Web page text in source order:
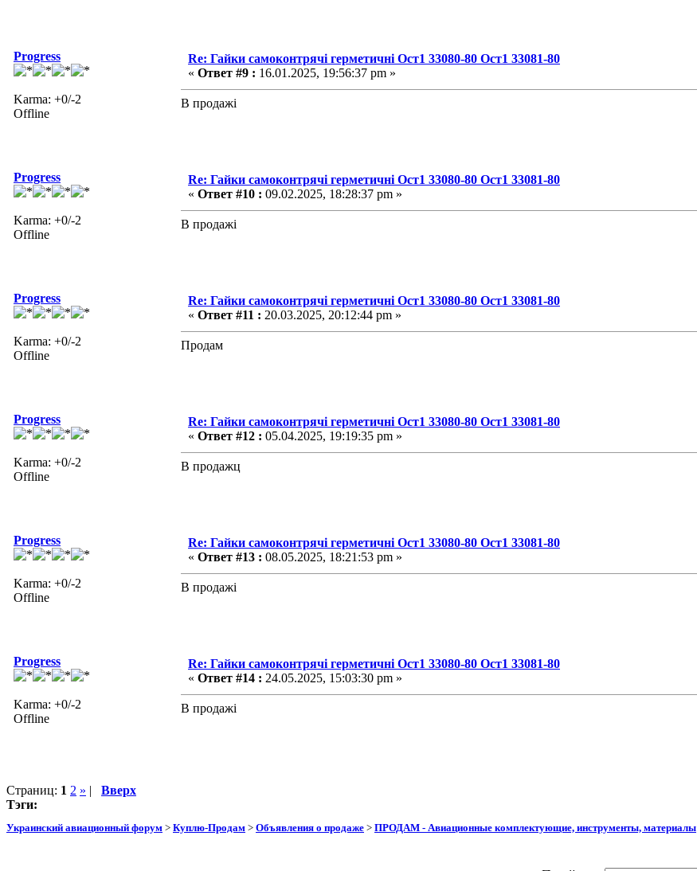
Progress
Karma: +0/-2
Offline
Re: Гайки самоконтрячі герметичні Ост1 33080-80 Ост1 33081-80
« Ответ #9 : 16.01.2025, 19:56:37 pm »
В продажі
Progress
Karma: +0/-2
Offline
Re: Гайки самоконтрячі герметичні Ост1 33080-80 Ост1 33081-80
« Ответ #10 : 09.02.2025, 18:28:37 pm »
В продажі
Progress
Karma: +0/-2
Offline
Re: Гайки самоконтрячі герметичні Ост1 33080-80 Ост1 33081-80
« Ответ #11 : 20.03.2025, 20:12:44 pm »
Продам
Progress
Karma: +0/-2
Offline
Re: Гайки самоконтрячі герметичні Ост1 33080-80 Ост1 33081-80
« Ответ #12 : 05.04.2025, 19:19:35 pm »
В продажц
Progress
Karma: +0/-2
Offline
Re: Гайки самоконтрячі герметичні Ост1 33080-80 Ост1 33081-80
« Ответ #13 : 08.05.2025, 18:21:53 pm »
В продажі
Progress
Karma: +0/-2
Offline
Re: Гайки самоконтрячі герметичні Ост1 33080-80 Ост1 33081-80
« Ответ #14 : 24.05.2025, 15:03:30 pm »
В продажі
Страниц: 1 2 » | Вверх
Тэги:
Украинский авиационный форум > Куплю-Продам > Объявления о продаже > ПРОДАМ - Авиационные комплектующие, инструменты, материалы